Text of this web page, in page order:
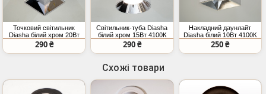
Точковий світильник
Diasha білий хром 20Вт
4100К
290 ₴
Світильник-туба Diasha
білий хром 15Вт 4100К
290 ₴
Накладний даунлайт
Diasha білий 10Вт 4100К
250 ₴
Схожі товари